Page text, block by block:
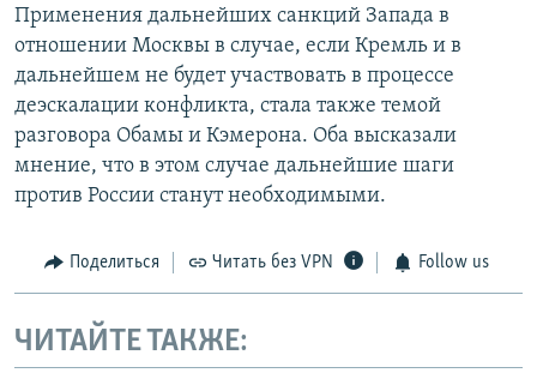
Применения дальнейших санкций Запада в
отношении Москвы в случае, если Кремль и в
дальнейшем не будет участвовать в процессе
деэскалации конфликта, стала также темой
разговора Обамы и Кэмерона. Оба высказали
мнение, что в этом случае дальнейшие шаги
против России станут необходимыми.
Поделиться Читать без VPN Follow us
ЧИТАЙТЕ ТАКЖЕ: